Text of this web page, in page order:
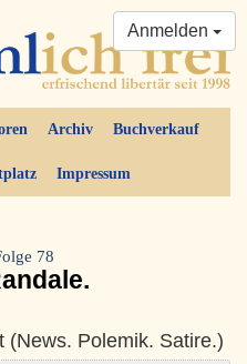
Archiv Buchverkauf
Impressum
Anmelden
78
(News. Polemik. Satire.)